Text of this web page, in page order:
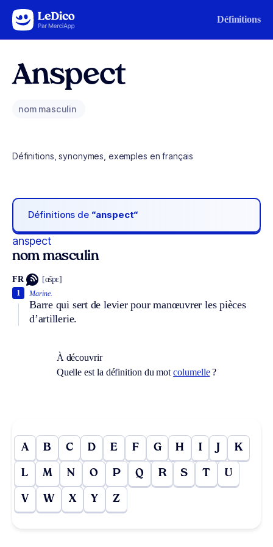
Aller au contenu Définitions
Anspect
nom masculin
Définitions, synonymes, exemples en français
Définitions de “anspect“
anspect
nom masculin
FR [ɑ̃spɛ]
Marine.
Barre qui sert de levier pour manœuvrer les pièces
d’artillerie.
1
À découvrir
Quelle est la définition du motcolumelle?
A B C D E F G H I J K
L M N O P Q R S T U
V W X Y Z